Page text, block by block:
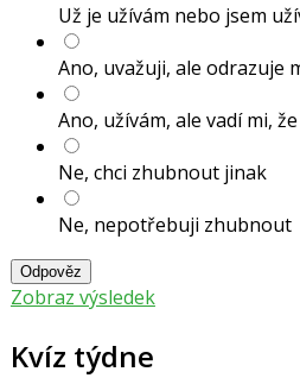
Už je užívám nebo jsem
Ano, uvažuji, ale odrazuje
Ano, užívám, ale vadí mi,
Ne, chci zhubnout jinak
Ne, nepotřebuji zhubnout
Odpověz
Zobraz výsledek
Kvíz týdne